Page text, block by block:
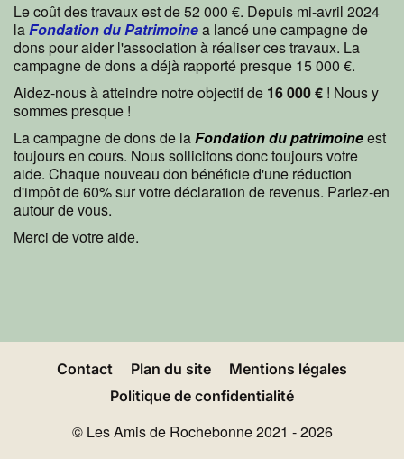
Le coût des travaux est de 52 000 €. Depuis mi-avril 2024
laFondation du Patrimoinea lancé une campagne de
dons pour aider l'association à réaliser ces travaux. La
campagne de dons a déjà rapporté presque 15 000 €.
Aidez-nous à atteindre notre objectif de 16 000 € ! Nous y
sommes presque !
La campagne de dons de laFondation du patrimoineest
toujours en cours. Nous sollicitons donc toujours votre
aide. Chaque nouveau don bénéficie d'une réduction
d'impôt de 60% sur votre déclaration de revenus. Parlez-en
autour de vous.
Merci de votre aide.
Contact Plan du site
Mentions légales
Politique de confidentialité
© Les Amis de Rochebonne 2021 - 2026